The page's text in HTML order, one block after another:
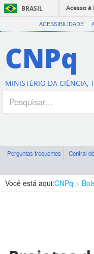
BRASIL
Acesso
ACESSIBILIDADE
CNPq
MINISTÉRIO DA CIÊNCIA,
Perguntas frequentes Central
Você está aqui:CNPq